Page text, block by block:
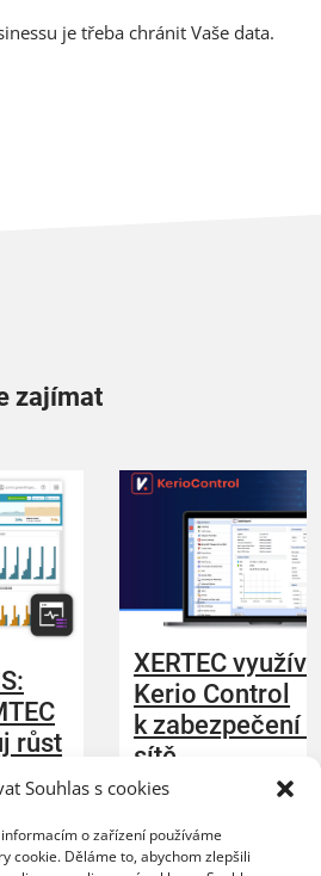
Souhlas s cookies
o zařízení používáme
cookie. Děláme to, abychom zlepšili
je třeba chránit Vaše data.
zajímat
růst
XERTEC
Kerio Control
k zabezpečení
sítě
Organizace